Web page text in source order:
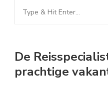
Looking
for
De
prachtige